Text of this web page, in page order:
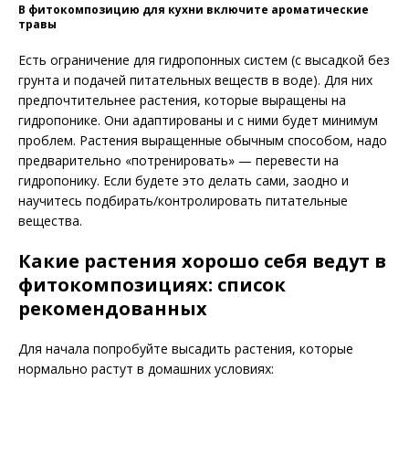
В фитокомпозицию для кухни включите ароматические
травы
Есть ограничение для гидропонных систем (с высадкой без
грунта и подачей питательных веществ в воде). Для них
предпочтительнее растения, которые выращены на
гидропонике. Они адаптированы и с ними будет минимум
проблем. Растения выращенные обычным способом, надо
предварительно «потренировать» — перевести на
гидропонику. Если будете это делать сами, заодно и
научитесь подбирать/контролировать питательные
вещества.
Какие растения хорошо себя ведут в
фитокомпозициях: список
рекомендованных
Для начала попробуйте высадить растения, которые
нормально растут в домашних условиях: